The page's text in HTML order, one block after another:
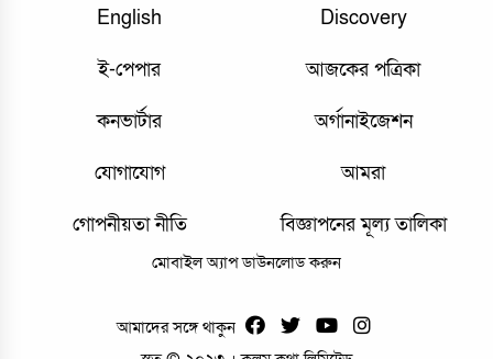
English Discovery
ই-পেপার আজকের পত্রিকা
কনভার্টার অর্গানাইজেশন
যোগাযোগ আমরা
গোপনীয়তা নীতি বিজ্ঞাপনের মূল্য তালিকা
মোবাইল অ্যাপ ডাউনলোড করুন
আমাদের সঙ্গে থাকুন